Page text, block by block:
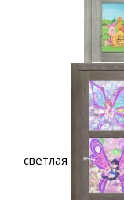
светлая